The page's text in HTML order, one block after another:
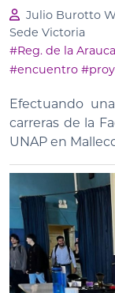
Julio Burotto
Sede Victoria
#Reg. de la
#encuentro
Efectuando
carreras de la
UNAP en